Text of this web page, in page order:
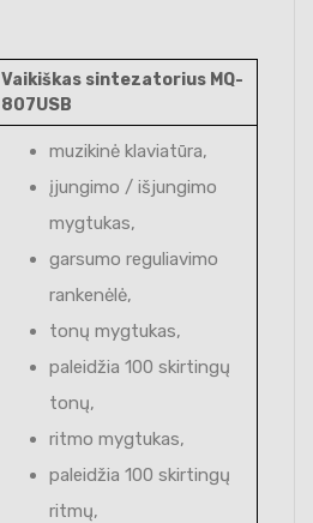
Vaikiškas sintezatorius MQ-
807USB
muzikinė klaviatūra,
įjungimo / išjungimo
mygtukas,
garsumo reguliavimo
rankenėlė,
tonų mygtukas,
paleidžia 100 skirtingų
tonų,
ritmo mygtukas,
paleidžia 100 skirtingų
ritmų,